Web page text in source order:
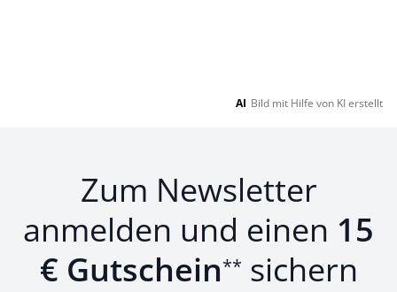
AI Bild mit Hilfe von KI erstellt
Zum Newsletter
anmelden und einen 15
€ Gutschein** sichern